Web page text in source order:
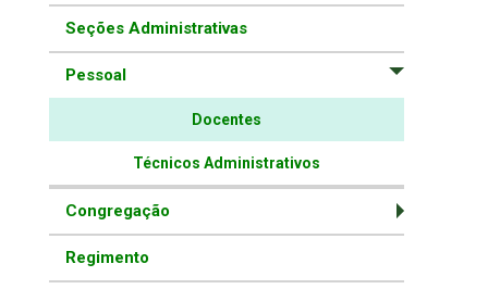
Seções Administrativas
Pessoal
Docentes
Técnicos Administrativos
Congregação
Regimento